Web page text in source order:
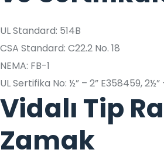
UL Standard: 514B
CSA Standard: C22.2 No. 18
NEMA: FB-1
UL Sertifika No: ½” – 2” E358459,
Vidalı Tip
Zamak